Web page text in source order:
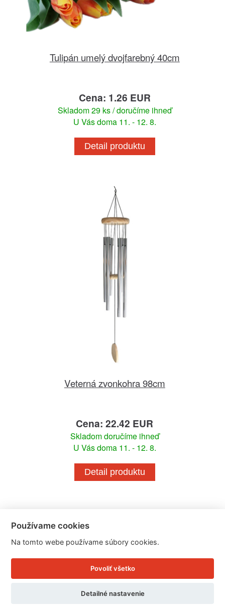
Tulipán umelý dvojfarebný 40cm
Cena: 1.26 EUR
Skladom 29 ks / doručíme ihneď
U Vás doma 11. - 12. 8.
Detail produktu
Veterná zvonkohra 98cm
Cena: 22.42 EUR
Skladom doručíme ihneď
U Vás doma 11. - 12. 8.
Detail produktu
Používame cookies
Na tomto webe používame súbory cookies.
Povoliť všetko
Detailné nastavenie